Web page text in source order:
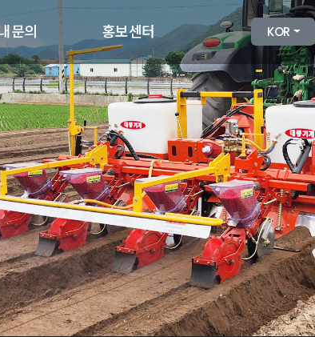
문의
적문의
문의
료실
안내
홍보센터
대풍기계소식
카탈로그
공식유튜브채널
KOR